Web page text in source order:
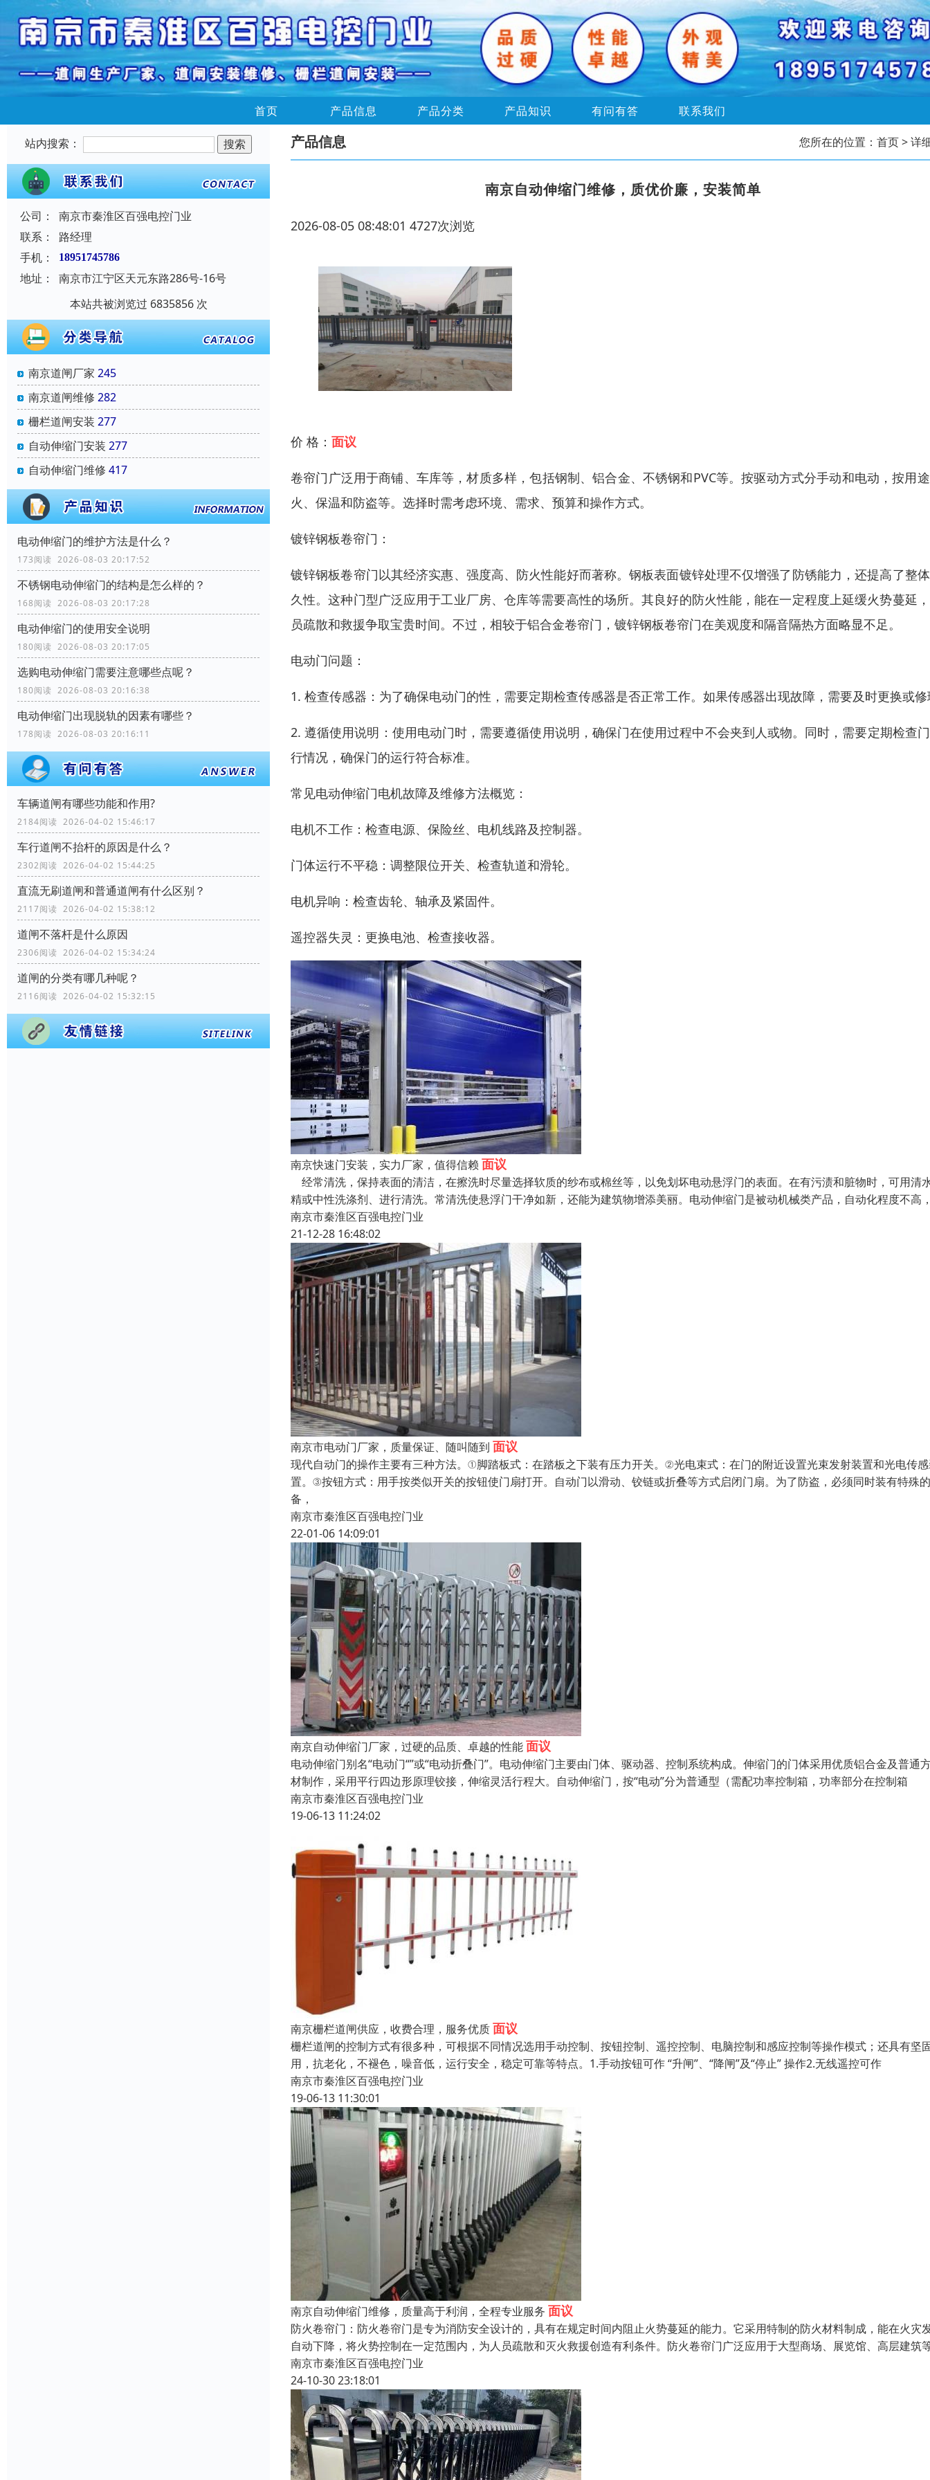
首页 产品信息 产品分类 产品知识 有问有答 联系我们
站内搜索：
公司：
南京市秦淮区百强电控门业
联系：
路经理
手机：
18951745786
地址：
南京市江宁区天元东路286号-16号
本站共被浏览过 6835856 次
南京道闸厂家 245
南京道闸维修 282
栅栏道闸安装 277
自动伸缩门安装 277
自动伸缩门维修 417
电动伸缩门的维护方法是什么？
173阅读 2026-08-03 20:17:52
不锈钢电动伸缩门的结构是怎么样的？
168阅读 2026-08-03 20:17:28
电动伸缩门的使用安全说明
180阅读 2026-08-03 20:17:05
选购电动伸缩门需要注意哪些点呢？
180阅读 2026-08-03 20:16:38
电动伸缩门出现脱轨的因素有哪些？
178阅读 2026-08-03 20:16:11
车辆道闸有哪些功能和作用?
2184阅读 2026-04-02 15:46:17
车行道闸不抬杆的原因是什么？
2302阅读 2026-04-02 15:44:25
直流无刷道闸和普通道闸有什么区别？
2117阅读 2026-04-02 15:38:12
道闸不落杆是什么原因
2306阅读 2026-04-02 15:34:24
道闸的分类有哪几种呢？
2116阅读 2026-04-02 15:32:15
产品信息 您所在的位置： 首页> 详
南京自动伸缩门维修，质优价廉，安装简单
2026-08-05 08:48:01 4727次浏览
价 格： 面议
卷帘门广泛用于商铺、车库等，材质多样，包括钢制、铝合金、不锈钢和PVC等。按驱动方式分手动和电动，按用
火、保温和防盗等。选择时需考虑环境、需求、预算和操作方式。
镀锌钢板卷帘门：
镀锌钢板卷帘门以其经济实惠、强度高、防火性能好而著称。钢板表面镀锌处理不仅增强了防锈能力，还提高了整
久性。这种门型广泛应用于工业厂房、仓库等需要高性的场所。其良好的防火性能，能在一定程度上延缓火势蔓延
员疏散和救援争取宝贵时间。不过，相较于铝合金卷帘门，镀锌钢板卷帘门在美观度和隔音隔热方面略显不足。
电动门问题：
1. 检查传感器：为了确保电动门的性，需要定期检查传感器是否正常工作。如果传感器出现故障，需要及时更换或
2. 遵循使用说明：使用电动门时，需要遵循使用说明，确保门在使用过程中不会夹到人或物。同时，需要定期检查
行情况，确保门的运行符合标准。
常见电动伸缩门电机故障及维修方法概览：
电机不工作：检查电源、保险丝、电机线路及控制器。
门体运行不平稳：调整限位开关、检查轨道和滑轮。
电机异响：检查齿轮、轴承及紧固件。
遥控器失灵：更换电池、检查接收器。
南京快速门安装，实力厂家，值得信赖 面议
经常清洗，保持表面的清洁，在擦洗时尽量选择软质的纱布或棉丝等，以免划坏电动悬浮门的表面。在有污渍和脏物时，可用清
精或中性洗涤剂、进行清洗。常清洗使悬浮门干净如新，还能为建筑物增添美丽。电动伸缩门是被动机械类产品，自动化程度不高
南京市秦淮区百强电控门业
21-12-28 16:48:02
南京市电动门厂家，质量保证、随叫随到 面议
现代自动门的操作主要有三种方法。①脚踏板式：在踏板之下装有压力开关。②光电束式：在门的附近设置光束发射装置和光电传
置。③按钮方式：用手按类似开关的按钮使门扇打开。自动门以滑动、铰链或折叠等方式启闭门扇。为了防盗，必须同时装有特殊
备，
南京市秦淮区百强电控门业
22-01-06 14:09:01
南京自动伸缩门厂家，过硬的品质、卓越的性能面议
电动伸缩门别名“电动门“”或“电动折叠门”。电动伸缩门主要由门体、驱动器、控制系统构成。伸缩门的门体采用优质铝合金及普通
材制作，采用平行四边形原理铰接，伸缩灵活行程大。自动伸缩门，按“电动”分为普通型（需配功率控制箱，功率部分在控制箱
南京市秦淮区百强电控门业
19-06-13 11:24:02
南京栅栏道闸供应，收费合理，服务优质面议
栅栏道闸的控制方式有很多种，可根据不同情况选用手动控制、按钮控制、遥控控制、电脑控制和感应控制等操作模式；还具有坚
用，抗老化，不褪色，噪音低，运行安全，稳定可靠等特点。1.手动按钮可作 “升闸”、“降闸”及“停止” 操作2.无线遥控可作
南京市秦淮区百强电控门业
19-06-13 11:30:01
南京自动伸缩门维修，质量高于利润，全程专业服务 面议
防火卷帘门：防火卷帘门是专为消防安全设计的，具有在规定时间内阻止火势蔓延的能力。它采用特制的防火材料制成，能在火灾
自动下降，将火势控制在一定范围内，为人员疏散和灭火救援创造有利条件。防火卷帘门广泛应用于大型商场、展览馆、高层建筑
南京市秦淮区百强电控门业
24-10-30 23:18:01